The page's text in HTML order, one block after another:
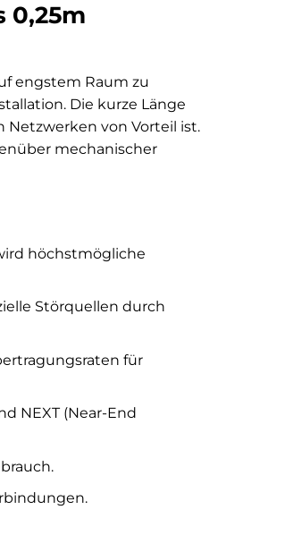
0,25m
engstem Raum zu
Die kurze Länge
von Vorteil ist.
mechanischer
höchstmögliche
Störquellen durch
für
NEXT (Near-End